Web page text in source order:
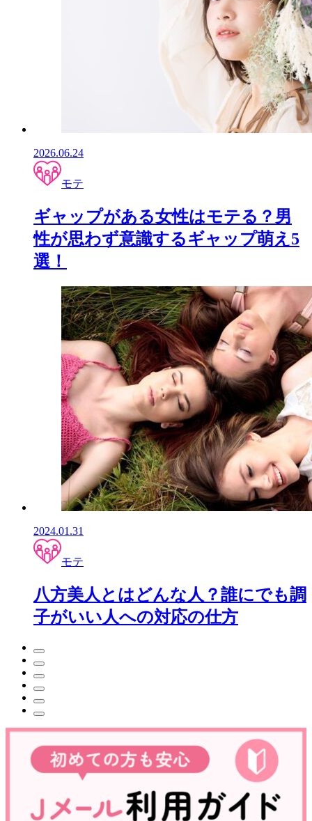
2026.06.24
モテ
ギャップがある女性はモテる？男
性が思わず意識するギャップ萌え5
選！
2024.01.31
モテ
八方美人とはどんな人？誰にでも調
子がいい人への対応の仕方